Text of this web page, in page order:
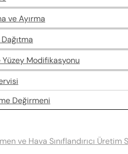
ve Ayırma
Yüzey Modifikasyonu
Değirmeni
ve Hava Sınıflandırıcı Üretim